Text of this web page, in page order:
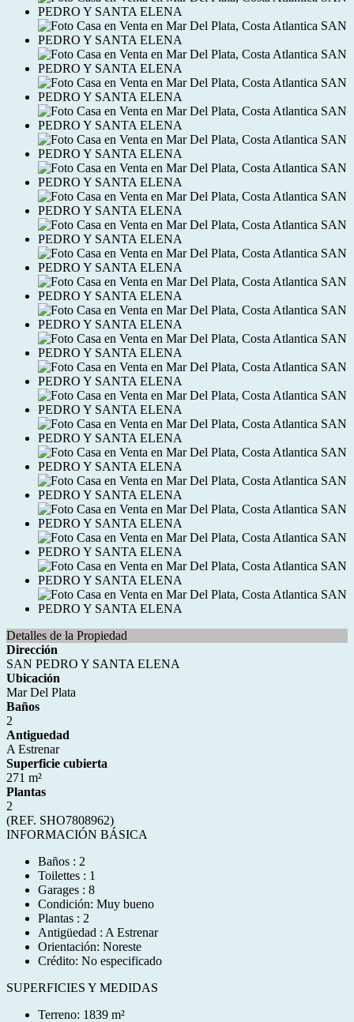
Detalles de la Propiedad
Dirección
SAN PEDRO Y SANTA ELENA
Ubicación
Mar Del Plata
Baños
2
Antiguedad
A Estrenar
Superficie cubierta
271 m²
Plantas
2
(REF. SHO7808962)
INFORMACIÓN BÁSICA
Baños : 2
Toilettes : 1
Garages : 8
Condición: Muy bueno
Plantas : 2
Antigüedad : A Estrenar
Orientación: Noreste
Crédito: No especificado
SUPERFICIES Y MEDIDAS
Terreno: 1839 m²